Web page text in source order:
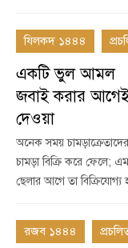
যিলকদ ১৪৪৪
একটি ভুল আমল
জবাই করার আগেই
দেওয়া
অনেক সময়
চামড়া বিক্রি করে ফেলে;
ছেলার আগে তা
রজব ১৪৪৪